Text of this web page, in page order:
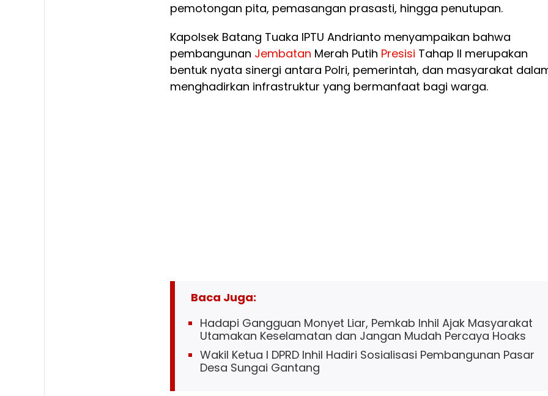
pemotongan pita, pemasangan prasasti, hingga penutupan.
Kapolsek Batang Tuaka IPTU Andrianto menyampaikan bahwa
pembangunan Jembatan Merah Putih Presisi Tahap II merupakan
bentuk nyata sinergi antara Polri, pemerintah, dan masyarakat
menghadirkan infrastruktur yang bermanfaat bagi warga.
Baca Juga:
Hadapi Gangguan Monyet Liar, Pemkab Inhil Ajak Masyarakat
Utamakan Keselamatan dan Jangan Mudah Percaya Hoaks
Wakil Ketua I DPRD Inhil Hadiri Sosialisasi Pembangunan Pasar
Desa Sungai Gantang